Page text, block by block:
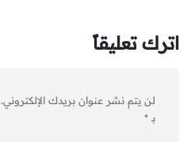
اترك تعليقاً
لن يتم نشر عنوان بريدك الإلكتروني.
بـ*